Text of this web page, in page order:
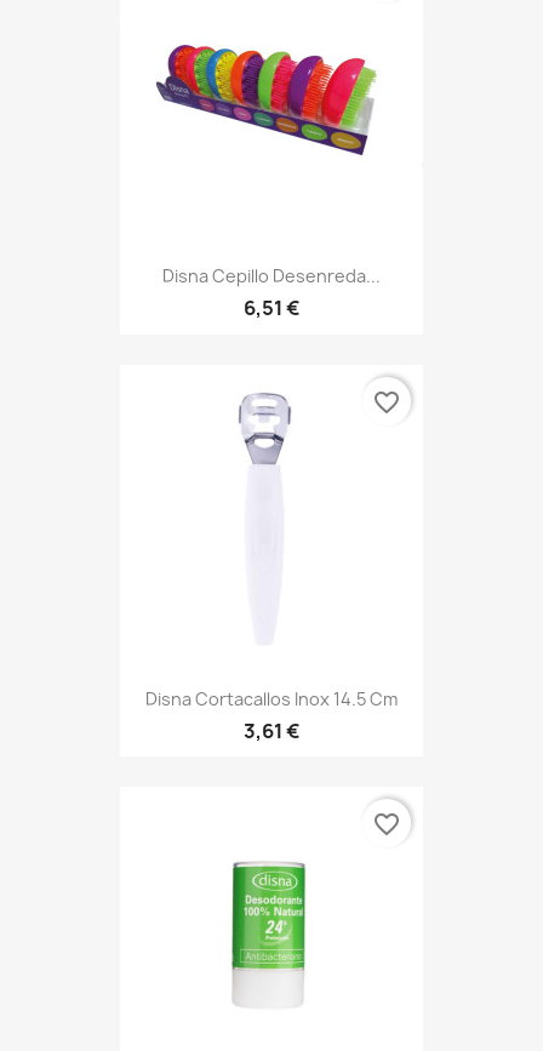
Disna Cepillo Desenreda...
6,51 €
Disna Cortacallos Inox 14.5 Cm
3,61 €
favorite_border
favorite_border